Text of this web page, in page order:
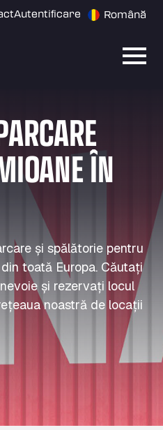
Autentificare Română
ÎN
și spălătorie pentru
toată Europa. Căutați
și rezervați locul
noastră de locații